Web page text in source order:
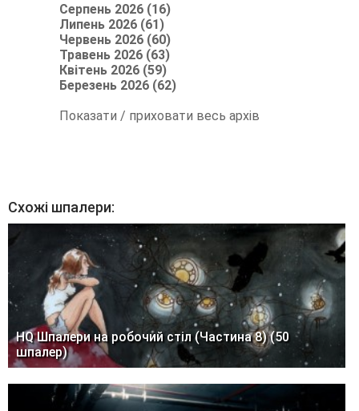
Серпень 2026 (16)
Липень 2026 (61)
Червень 2026 (60)
Травень 2026 (63)
Квітень 2026 (59)
Березень 2026 (62)
Показати / приховати весь архів
Схожі шпалери:
HQ Шпалери на робочий стіл (Частина 8) (50
шпалер)